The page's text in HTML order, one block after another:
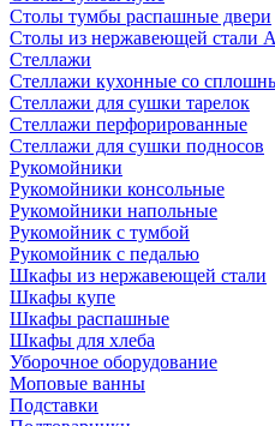
Столы тумбы распашные двери
Столы из нержавеющей стали
Стеллажи
Стеллажи кухонные со
Стеллажи для сушки тарелок
Стеллажи перфорированные
Стеллажи для сушки подносов
Рукомойники
Рукомойники консольные
Рукомойники напольные
Рукомойник с тумбой
Рукомойник с педалью
Шкафы из нержавеющей стали
Шкафы купе
Шкафы распашные
Шкафы для хлеба
Уборочное оборудование
Моповые ванны
Подставки